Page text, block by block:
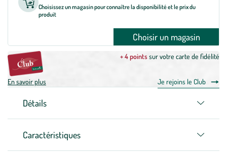
Choisissez un magasin pour connaître la disponibilité et le prix du
produit
Choisir un magasin
+ 4 pointssur votre carte de fidélité
En savoir plus Je rejoins le Club
Détails
Caractéristiques